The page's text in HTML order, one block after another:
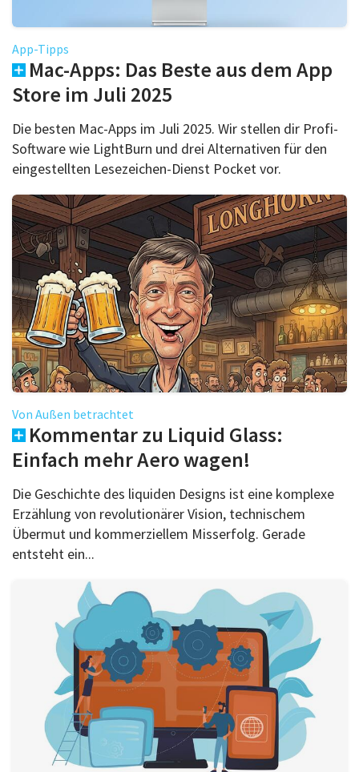
App-Tipps
Mac-Apps: Das Beste aus dem App
Store im Juli 2025
Die besten Mac-Apps im Juli 2025. Wir stellen dir Profi-
Software wie LightBurn und drei Alternativen für den
eingestellten Lesezeichen-Dienst Pocket vor.
Von Außen betrachtet
Kommentar zu Liquid Glass:
Einfach mehr Aero wagen!
Die Geschichte des liquiden Designs ist eine komplexe
Erzählung von revolutionärer Vision, technischem
Übermut und kommerziellem Misserfolg. Gerade
entsteht ein...